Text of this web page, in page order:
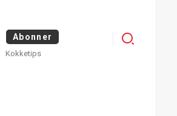
Abonner
Kokketips
Menu